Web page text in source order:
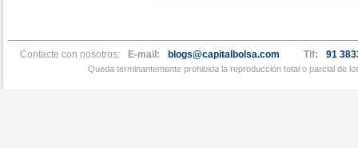
Contacte con nosotros: E-mail: blogs@capitalbolsa.com Tlf: 91
Queda terminantemente prohibida la reproducción total o parcial de